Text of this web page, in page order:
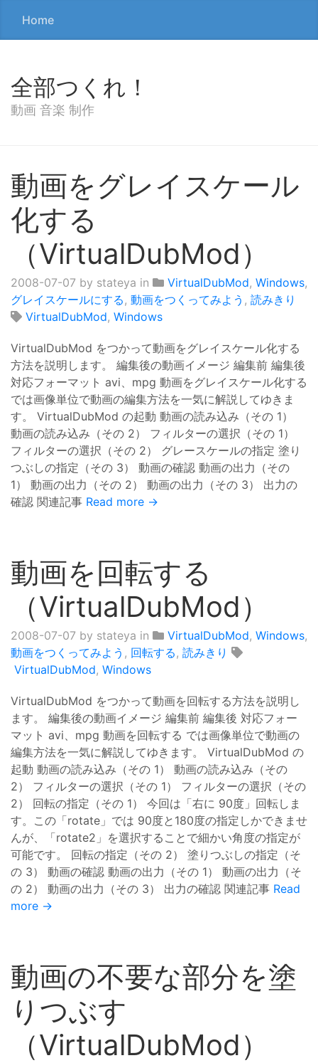
Home
全部つくれ！
動画 音楽 制作
動画をグレイスケール
化する
（VirtualDubMod）
2008-07-07 by stateya in VirtualDubMod, Windows,
グレイスケールにする, 動画をつくってみよう , 読みきり
VirtualDubMod, Windows
VirtualDubMod をつかって動画をグレイスケール化する
方法を説明します。 編集後の動画イメージ 編集前 編集後
対応フォーマット avi、mpg 動画をグレイスケール化する
では画像単位で動画の編集方法を一気に解説してゆきま
す。 VirtualDubMod の起動 動画の読み込み（その 1）
動画の読み込み（その 2） フィルターの選択（その 1）
フィルターの選択（その 2） グレースケールの指定 塗り
つぶしの指定（その 3） 動画の確認 動画の出力（その
1） 動画の出力（その 2） 動画の出力（その 3） 出力の
確認 関連記事 Read more →
動画を回転する
（VirtualDubMod）
2008-07-07 by stateya in VirtualDubMod, Windows,
動画をつくってみよう , 回転する, 読みきり
VirtualDubMod, Windows
VirtualDubMod をつかって動画を回転する方法を説明し
ます。 編集後の動画イメージ 編集前 編集後 対応フォー
マット avi、mpg 動画を回転する では画像単位で動画の
編集方法を一気に解説してゆきます。 VirtualDubMod の
起動 動画の読み込み（その 1） 動画の読み込み（その
2） フィルターの選択（その 1） フィルターの選択（その
2） 回転の指定（その 1） 今回は「右に 90度」回転しま
す。この「rotate」では 90度と180度の指定しかできませ
んが、「rotate2」を選択することで細かい角度の指定が
可能です。 回転の指定（その 2） 塗りつぶしの指定（そ
の 3） 動画の確認 動画の出力（その 1） 動画の出力（そ
の 2） 動画の出力（その 3） 出力の確認 関連記事 Read
more →
動画の不要な部分を塗
りつぶす
（VirtualDubMod）